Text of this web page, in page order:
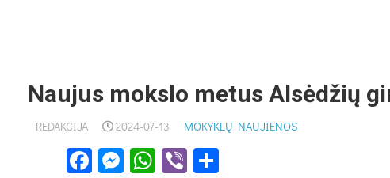
Naujus mokslo metus Alsėdžių
REDAKCIJA 2024-07-13 MOKYKLŲ NAUJIENOS
Facebook
Messenger
WhatsApp
Viber